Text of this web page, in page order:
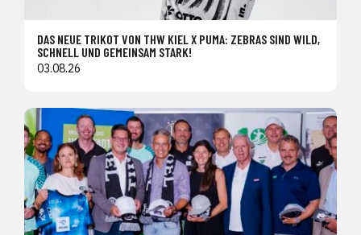
DAS NEUE TRIKOT VON THW KIEL X PUMA: ZEBRAS SIND WILD,
SCHNELL UND GEMEINSAM STARK!
03.08.26